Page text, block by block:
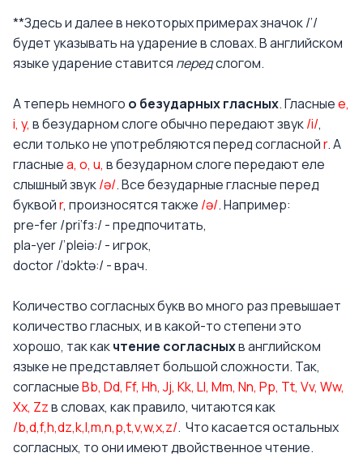
**Здесь и далее в некоторых примерах значок /’/
будет указывать на ударение в словах. В английском
языке ударение ставится передслогом.
А теперь немного о безударных гласных. Гласныеe,
i, y, в безударном слоге обычно передают звук/i/,
если только не употребляются перед согласнойr. А
гласныеa, o, u, в безударном слоге передают еле
слышный звук/ə/. Все безударные гласные перед
буквойr, произносятся также /ə/. Например:
pre-fer /pri’fз:/ - предпочитать,
pla-yer /’pleiə:/ - игрок,
doctor /’dɔktə:/ - врач.
Количество согласных букв во много раз превышает
количество гласных, и в какой-то степени это
хорошо, так какчтение согласныхв английском
языке не представляет большой сложности. Так,
согласныеBb, Dd, Ff, Hh, Jj, Kk, Ll, Mm, Nn, Pp, Tt, Vv, Ww,
Xx, Zzв словах, как правило, читаются как
/b,d,f,h,dz,k,l,m,n,p,t,v,w,x,z/. Что касается остальных
согласных, то они имеют двойственное чтение.